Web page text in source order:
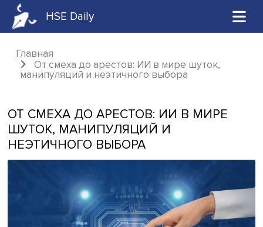
HSE Daily
Главная
От смеха до арестов: ИИ в мире шуток,
ОТ СМЕХА ДО АРЕСТОВ: ИИ В МИРЕ
ШУТОК, МАНИПУЛЯЦИЙ И
НЕЭТИЧНОГО ВЫБОРА